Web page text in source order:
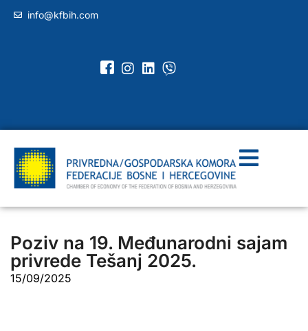
info@kfbih.com
Poziv na 19. Međunarodni sajam
privrede Tešanj 2025.
15/09/2025